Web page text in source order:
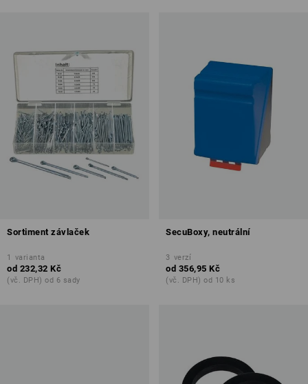
Sortiment závlaček
1 varianta
od 232,32 Kč
(vč. DPH) od 6 sady
SecuBoxy, neutrální
3 verzí
od 356,95 Kč
(vč. DPH) od 10 ks